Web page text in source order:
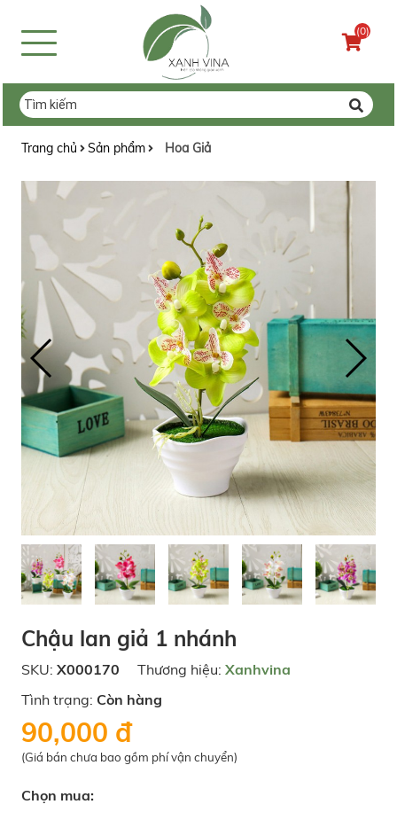
(0)
Trang chủ Sản phẩm Hoa Giả
Chậu lan giả 1 nhánh
SKU: X000170 Thương hiệu: Xanhvina
Tình trạng: Còn hàng
90,000 đ
(Giá bán chưa bao gồm phí vận chuyển)
Chọn mua: